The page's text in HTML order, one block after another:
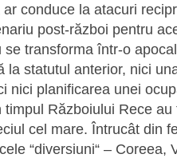
conduce la atacuri
post-război pentru
trans­forma într-o
la statutul anterior, nici
nici pla­nificarea unei
Războiului Rece
cel mare. Întrucât din
“diversiuni“ – Coreea,